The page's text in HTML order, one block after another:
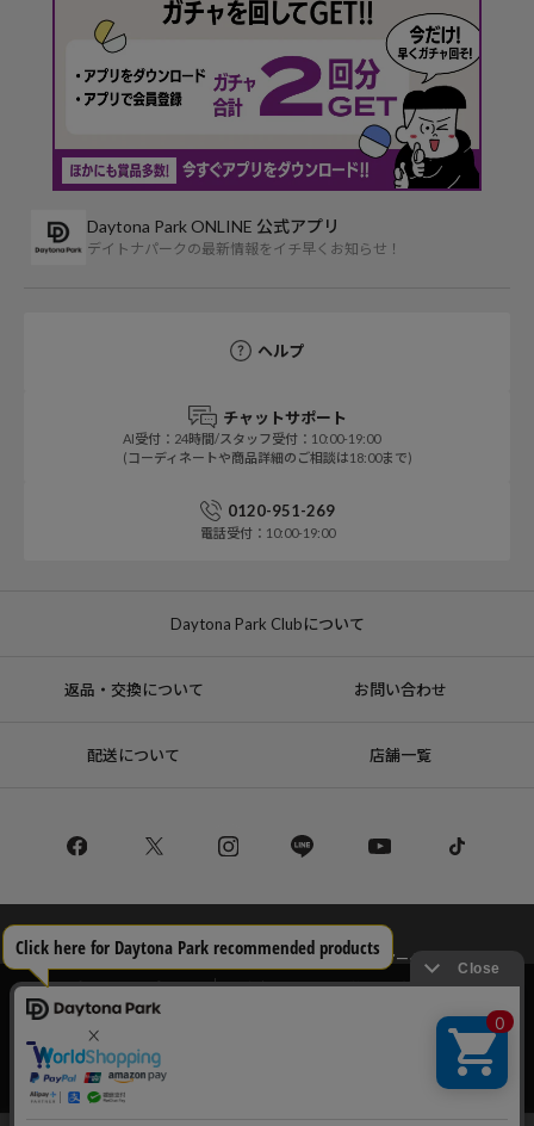
Daytona Park ONLINE 公式アプリ
デイトナパークの最新情報をイチ早くお知らせ！
ヘルプ
チャットサポート
AI受付：24時間/スタッフ受付：10:00-19:00
(コーディネートや商品詳細のご相談は18:00まで)
0120-951-269
電話受付：10:00-19:00
Daytona Park Clubについて
返品・交換について お問い合わせ
配送について 店舗一覧
コーポレートサイト リクルート
サステナブルマークについて
プライバシーポリシー
特定商取引法・古物営業法に基づく表記
Copyright © DAYTONA INTERNATIONAL Co.,Ltd All Rights Reserved.
当サイトでは利用体験の向上およびコンテンツの最適な提供、トラフィック
の分析を目的としてCookieを使用しています。
サイトの閲覧を継続された場合、Cookieの利用に同意したことものといたし
ます。
詳細についてはプライバシーポリシー